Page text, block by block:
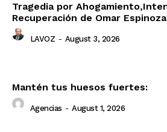
Tragedia por
Recuperación de Omar
LAVOZ - August 3, 2026
Mantén tus huesos fuertes:
Agencias - August 1, 2026